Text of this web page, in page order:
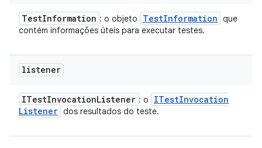
TestInformation : o objeto TestInformation que
contém informações úteis para executar testes.
listener
ITestInvocationListener : o ITestInvocation
Listener dos resultados do teste.